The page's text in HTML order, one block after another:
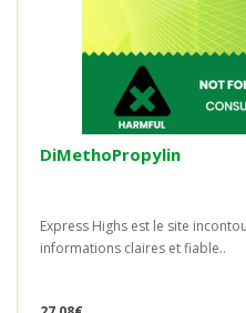
DiMethoPropylin
Express Highs est le site
informations claires et fiable..